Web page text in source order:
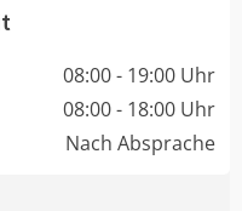
08:00 - 19:00 Uhr
08:00 - 18:00 Uhr
Nach Absprache